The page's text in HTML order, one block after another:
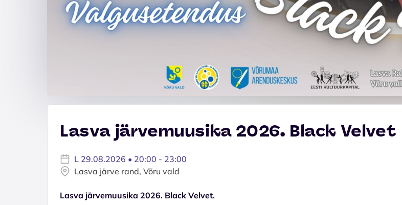
Lasva järvemuusika 2026. Black Velvet
L 29.08.2026 • 20:00 - 23:00
Lasva järve rand, Võru vald
Lasva järvemuusika 2026. Black Velvet.